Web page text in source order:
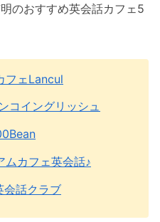
のおすすめ英会話カフェ5
フェLancul
コイングリッシュ
ムカフェ英会話♪
会話クラブ